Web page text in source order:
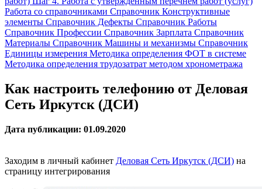
Работа со справочниками Справочник Конструктивные
элементы Справочник Дефекты Справочник Работы
Справочник Профессии Справочник Зарплата Справочник
Материалы Справочник Машины и механизмы Справочник
Единицы измерения Методика определения ФОТ в системе
Методика определения трудозатрат методом хронометража
Как настроить телефонию от Деловая
Сеть Иркутск (ДСИ)
Дата публикации: 01.09.2020
Заходим в личный кабинет Деловая Сеть Иркутск (ДСИ) на
страницу интегрирования